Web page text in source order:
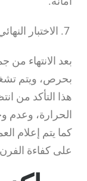
بعد الانتهاء من
بحرص، ويتم
هذا التأكد من
الحرارة، وعدم
كما يتم إعلام
على كفاءة الفرن